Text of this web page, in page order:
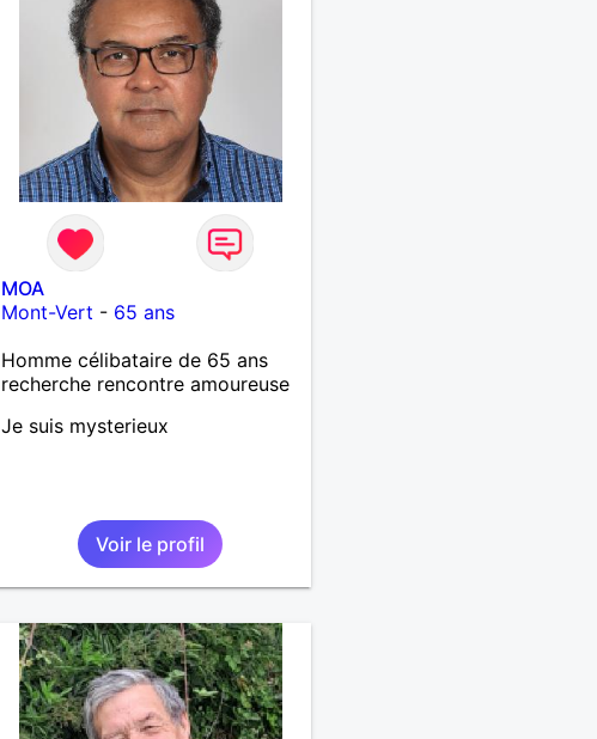
dire en quelques lignes. En
revanche, vous pouvez me
contacter pour avoir plus
d'informations. A bientôt
MOA
Mont-Vert - 65 ans
Homme célibataire de 65 ans
recherche rencontre amoureuse
Je suis mysterieux
Voir le profil